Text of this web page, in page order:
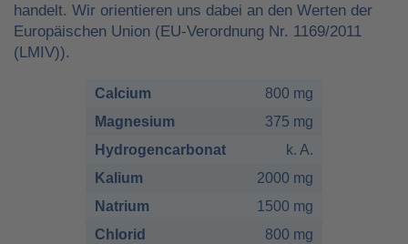
handelt. Wir orientieren uns dabei an den Werten der
Europäischen Union (EU-Verordnung Nr. 1169/2011
(LMIV)).
Calcium
800 mg
Magnesium
375 mg
Hydrogencarbonat
k. A.
Kalium
2000 mg
Natrium
1500 mg
Chlorid
800 mg